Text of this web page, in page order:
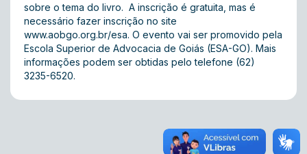
sobre o tema do livro. A inscrição é gratuita, mas é
necessário fazer inscrição no site
www.aobgo.org.br/esa. O evento vai ser promovido pela
Escola Superior de Advocacia de Goiás (ESA-GO). Mais
informações podem ser obtidas pelo telefone (62)
3235-6520.